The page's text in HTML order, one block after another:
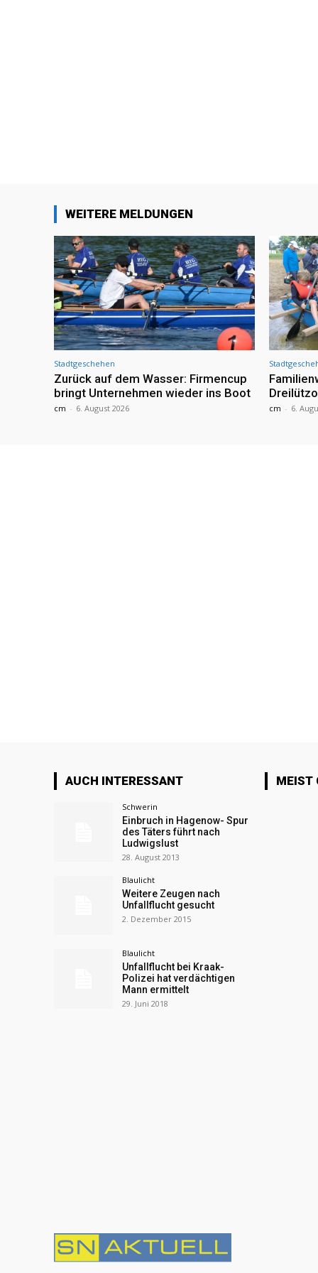
WEITERE MELDUNGEN
Stadtgeschehen
Zurück auf dem Wasser: Firmencup
bringt Unternehmen wieder ins Boot
cm - 6. August 2026 cm - 6.
AUCH INTERESSANT
Schwerin
Einbruch in Hagenow- Spur
des Täters führt nach
Ludwigslust
28. August 2013
Blaulicht
Weitere Zeugen nach
Unfallflucht gesucht
2. Dezember 2015
Blaulicht
Unfallflucht bei Kraak-
Polizei hat verdächtigen
Mann ermittelt
29. Juni 2018
MEIST